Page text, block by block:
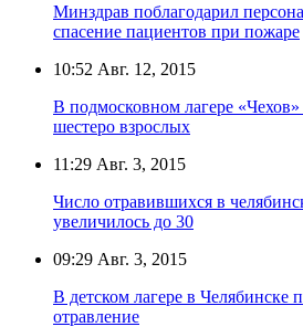
Минздрав поблагодарил
спасение пациентов при пожаре
10:52 Авг. 12, 2015
В подмосковном лагере «Чехов»
шестеро взрослых
11:29 Авг. 3, 2015
Число отравившихся в
увеличилось до 30
09:29 Авг. 3, 2015
В детском лагере в Челябинске
отравление